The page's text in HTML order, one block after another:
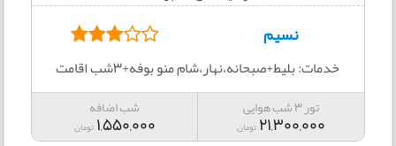
نسیم
خدمات: بلیط+صبحانه،نهار،شام منو بوفه+3شب اقامت
تور 3 شب هوایی
21,300,000تومان
شب اضافه
1,550,000 تومان